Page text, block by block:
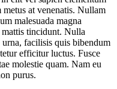
at venenatis. Nullam
malesuada magna
tincidunt. Nulla
facilisis quis bibendum
efficitur luctus. Fusce
molestie quam. Nam eu
purus.